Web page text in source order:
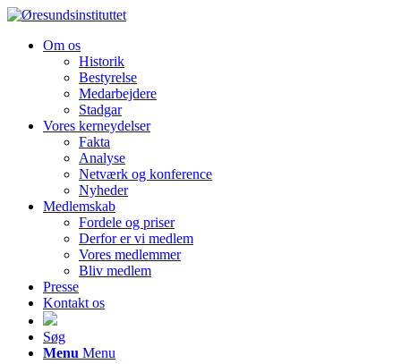
Om os
Historik
Bestyrelse
Medarbejdere
Stadgar
Vores kerneydelser
Fakta
Analyse
Netværk og konference
Nyheder
Medlemskab
Fordele og priser
Derfor er vi medlem
Vores medlemmer
Bliv medlem
Presse
Kontakt os
Søg
Menu Menu